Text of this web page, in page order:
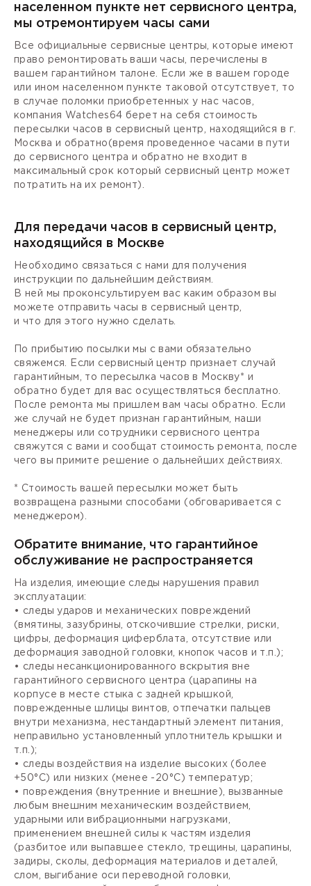
населенном пункте нет сервисного центра,
мы отремонтируем часы сами
Все официальные сервисные центры, которые имеют
право ремонтировать ваши часы, перечислены в
вашем гарантийном талоне. Если же в вашем городе
или ином населенном пункте таковой отсутствует, то
в случае поломки приобретенных у нас часов,
компания Watches64 берет на себя стоимость
пересылки часов в сервисный центр, находящийся в г.
Москва и обратно(время проведенное часами в пути
до сервисного центра и обратно не входит в
максимальный срок который сервисный центр может
потратить на их ремонт).
Для передачи часов в сервисный центр,
находящийся в Москве
Необходимо связаться с нами для получения
инструкции по дальнейшим действиям.
В ней мы проконсультируем вас каким образом вы
можете отправить часы в сервисный центр,
и что для этого нужно сделать.
По прибытию посылки мы с вами обязательно
свяжемся. Если сервисный центр признает случай
гарантийным, то пересылка часов в Москву* и
обратно будет для вас осуществляться бесплатно.
После ремонта мы пришлем вам часы обратно. Если
же случай не будет признан гарантийным, наши
менеджеры или сотрудники сервисного центра
свяжутся с вами и сообщат стоимость ремонта, после
чего вы примите решение о дальнейших действиях.
* Стоимость вашей пересылки может быть
возвращена разными способами (обговаривается с
менеджером).
Обратите внимание, что гарантийное
обслуживание не распространяется
На изделия, имеющие следы нарушения правил
эксплуатации:
• следы ударов и механических повреждений
(вмятины, зазубрины, отскочившие стрелки, риски,
цифры, деформация циферблата, отсутствие или
деформация заводной головки, кнопок часов и т.п.);
• следы несанкционированного вскрытия вне
гарантийного сервисного центра (царапины на
корпусе в месте стыка с задней крышкой,
поврежденные шлицы винтов, отпечатки пальцев
внутри механизма, нестандартный элемент питания,
неправильно установленный уплотнитель крышки и
т.п.);
• следы воздействия на изделие высоких (более
+50°С) или низких (менее -20°С) температур;
• повреждения (внутренние и внешние), вызванные
любым внешним механическим воздействием,
ударными или вибрационными нагрузками,
применением внешней силы к частям изделия
(разбитое или выпавшее стекло, трещины, царапины,
задиры, сколы, деформация материалов и деталей,
слом, выгибание оси переводной головки,